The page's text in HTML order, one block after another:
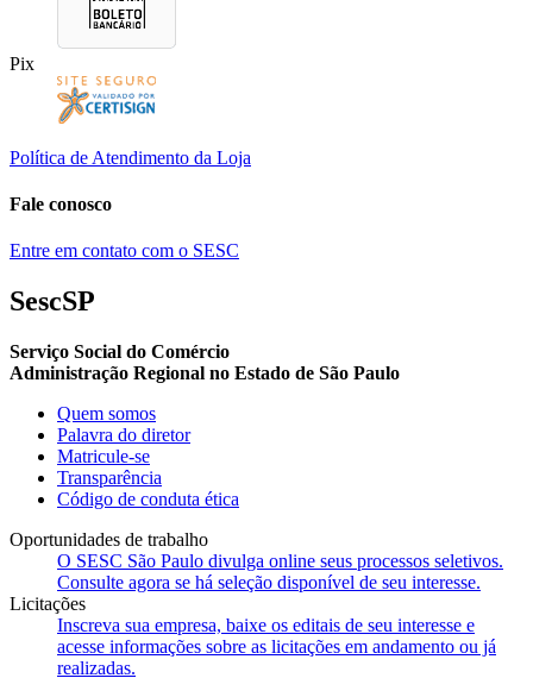
Pix
Política de Atendimento da Loja
Fale conosco
Entre em contato com o SESC
SescSP
Serviço Social do Comércio
Administração Regional no Estado de São Paulo
Quem somos
Palavra do diretor
Matricule-se
Transparência
Código de conduta ética
Oportunidades de trabalho
O SESC São Paulo divulga online seus processos seletivos.
Consulte agora se há seleção disponível de seu interesse.
Licitações
Inscreva sua empresa, baixe os editais de seu interesse e
acesse informações sobre as licitações em andamento ou já
realizadas.